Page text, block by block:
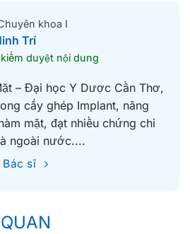
khoa I
Trí
duyệt nội dung
– Đại học Y Dược Cần Thơ,
cấy ghép Implant, nâng
mặt, đạt nhiều chứng chỉ
ngoài nước....
Bác sĩ